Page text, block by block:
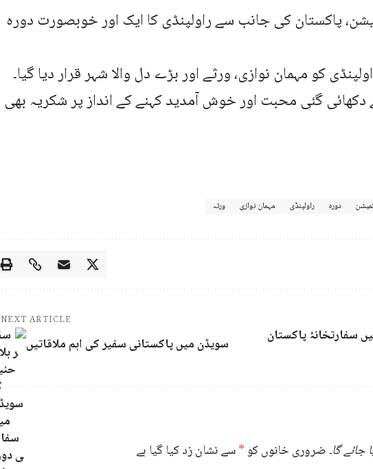
پاکستان کی جانب سے راولپنڈی کا ایک اور خوبصورت دورہ
کو مہمان نوازی، ورثے اور بڑے دل والا شہر قرار دیا گیا۔
گئی محبت اور خوش آمدید کہنے کے انداز پر شکریہ بھی
دورہ راولپنڈی مہمان نوازی ورثہ
سفارتخانۂ پاکستان
NEXT ARTICLE
سویڈن میں پاکستانی سفیر کی اہم ملاقاتیں
گا۔ضروری خانوں کو*سے نشان زد کیا گیا ہے